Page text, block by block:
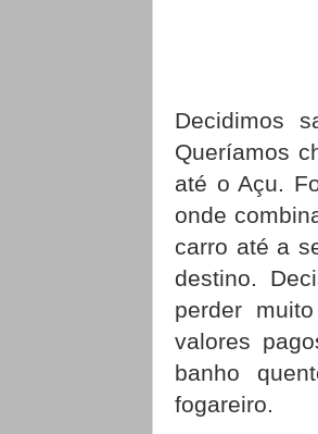
Decidimos
Queríamos
até o Açu.
onde
carro até a
destino.
perder
valores
banho
fogareiro.